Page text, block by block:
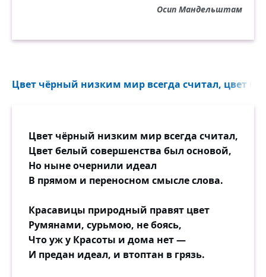
Осип Мандельштам
Цвет чёрный низким мир всегда считал, цвет
Цвет чёрный низким мир всегда считал,
Цвет белый совершенства был основой,
Но ныне очернили идеал
В прямом и переносном смысле слова.
Красавицы природный правят цвет
Румянами, сурьмою, не боясь,
Что уж у Красоты и дома нет —
И предан идеал, и втоптан в грязь.